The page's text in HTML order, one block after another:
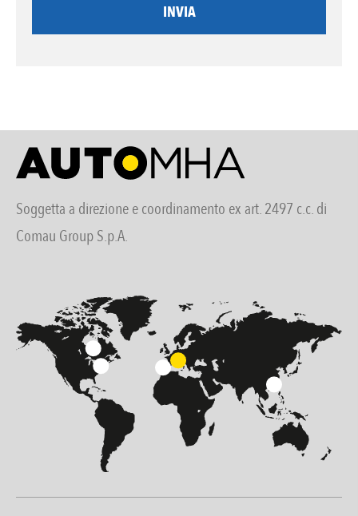
INVIA
Soggetta a direzione e coordinamento ex art. 2497 c.c. di
Comau Group S.p.A.